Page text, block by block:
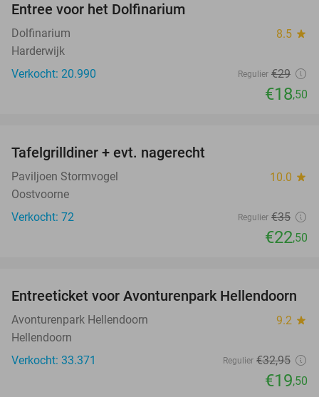
Entree voor het Dolfinarium
Dolfinarium 8.5 star
Harderwijk
Verkocht: 20.990
Regulier €29
€18,50
Tafelgrilldiner + evt. nagerecht
Paviljoen Stormvogel 10.0 star
Oostvoorne
Verkocht: 72
Regulier €35
€22,50
41%
Entreeticket voor Avonturenpark Hellendoorn
Avonturenpark Hellendoorn 9.2 star
Hellendoorn
Verkocht: 33.371
Regulier €32,95
€19,50